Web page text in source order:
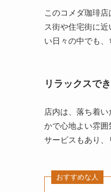
このコメダ珈琲
ス街や住宅街に
い日々の中でも、
リラックスで
店内は、落ち着
かで心地よい雰
サービスもあり、
おすすめな人